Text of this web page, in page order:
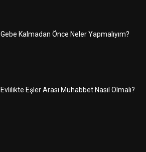
Gebe Kalmadan Önce Neler Yapmalıyım?
Evlilikte Eşler Arası Muhabbet Nasıl Olmalı?